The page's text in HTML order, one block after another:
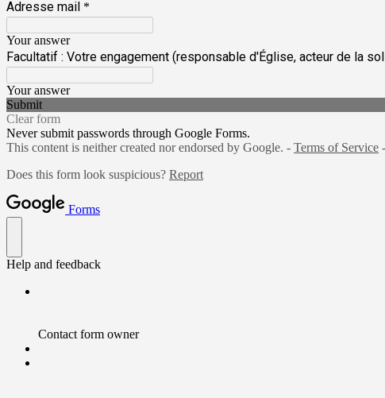
Adresse mail *
Your answer
Facultatif : Votre engagement (responsable d'Église, acteur de la
Your answer
Submit
Clear form
Never submit passwords through Google Forms.
This content is neither created nor endorsed by Google. - Terms of Service -
Does this form look suspicious? Report
Forms
Help and feedback
Contact form owner